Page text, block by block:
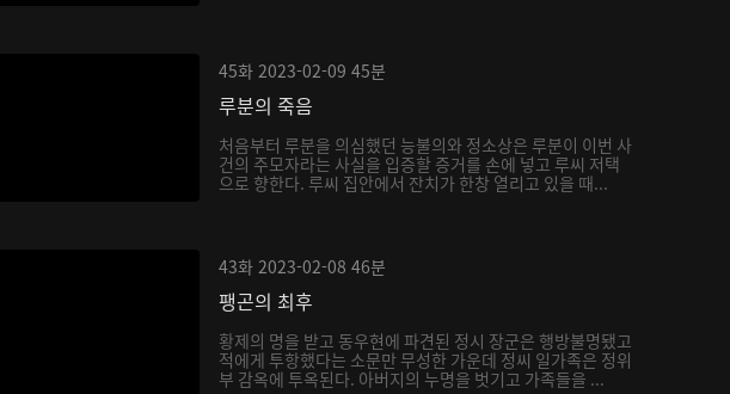
45화 2023-02-09 45분
루분의 죽음
처음부터 루분을 의심했던 능불의와 정소상은 루분이 이번 사
건의 주모자라는 사실을 입증할 증거를 손에 넣고 루씨 저택
으로 향한다. 루씨 집안에서 잔치가 한창 열리고 있을 때...
43화 2023-02-08 46분
팽곤의 최후
황제의 명을 받고 동우현에 파견된 정시 장군은 행방불명됐고
적에게 투항했다는 소문만 무성한 가운데 정씨 일가족은 정위
부 감옥에 투옥된다. 아버지의 누명을 벗기고 가족들을 ...